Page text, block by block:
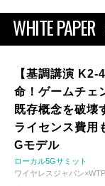
WHITE PAPER
【基調講演
命！ゲームチェ
既存概念を破壊
ライセンス費用
Gモデル
ローカル5Gサミット
ワイヤレスジャパン